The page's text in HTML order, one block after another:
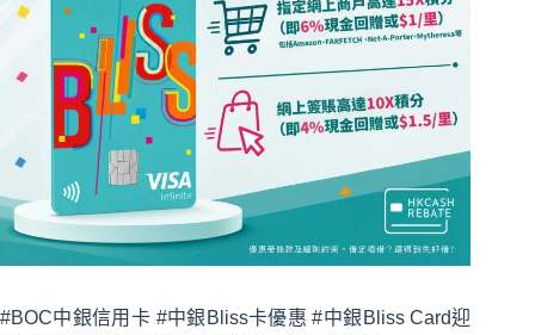
#BOC中銀信用卡 #中銀Bliss卡優惠 #中銀Bliss Card迎